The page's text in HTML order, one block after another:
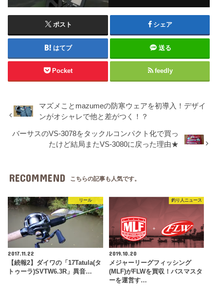
ポスト シェア
はてブ 送る
Pocket feedly
マズメことmazumeの防寒ウェアを初導入！デザイ
ンがオシャレで他と差がつく！？
バーサスのVS-3078をタックルコンパクト化で買っ
たけど結局またVS-3080に戻った理由★
RECOMMEND こちらの記事も人気です。
リール
2017.11.22
【続報2】ダイワの「17Tatula(タ
トゥーラ)SVTW6.3R」異音…
釣り人ニュース
2019.10.20
メジャーリーグフィッシング
(MLF)がFLWを買収！バスマスタ
ーを運営す…